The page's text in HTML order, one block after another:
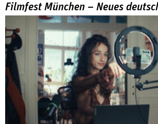
Filmfest München – Neues